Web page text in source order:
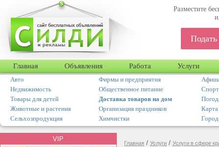
Разместите
Главная Объявления Работа Услуги
Авто Фирмы и предприятия
Недвижимость
Общественное питание
Товары для детей
Доставка товаров на дом
Животные и растения
Организация праздников
Карта
Сельхозпродукция
Химчистки
VIP
Главная / Услуги / Услуги в сфере